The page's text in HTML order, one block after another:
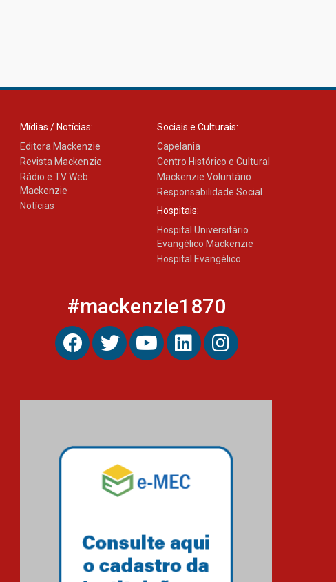
Mídias / Notícias:
Editora Mackenzie
Revista Mackenzie
Rádio e TV Web
Mackenzie
Notícias
Sociais e Culturais:
Capelania
Centro Histórico e Cultural
Mackenzie Voluntário
Responsabilidade Social
Hospitais:
Hospital Universitário
Evangélico Mackenzie
Hospital Evangélico
#mackenzie1870